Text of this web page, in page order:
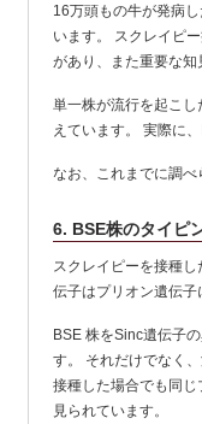
16万頭もの牛が発病
います。 スクレイピ
があり、また重要な
単一株が流行を起こ
えています。 実際に
なお、これまでに調
6. BSE株のタイピ
スクレイピーを接種
伝子はプリオン遺伝
BSE 株をSinc遺伝子
す。 それだけでなく
接種した場合でも同
見られています。